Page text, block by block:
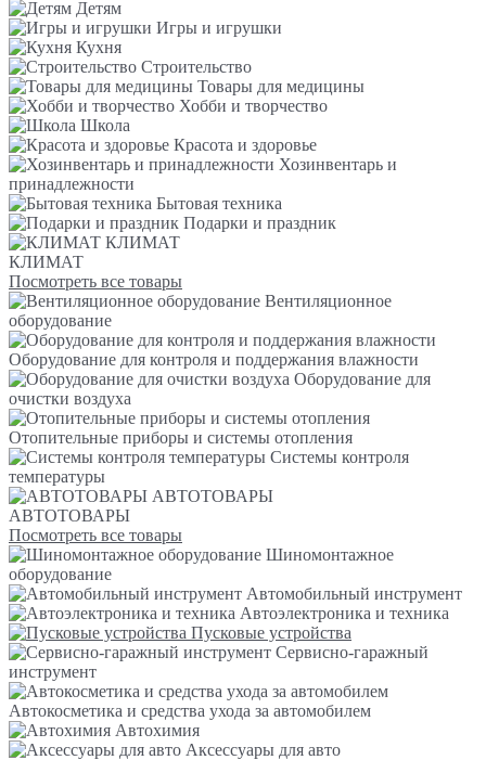
Детям
Игры и игрушки
Кухня
Строительство
Товары для медицины
Хобби и творчество
Школа
Красота и здоровье
Хозинвентарь и
принадлежности
Бытовая техника
Подарки и праздник
КЛИМАТ
КЛИМАТ
Посмотреть все товары
Вентиляционное
оборудование
Оборудование для контроля и поддержания влажности
Оборудование для
очистки воздуха
Отопительные приборы и системы отопления
Системы контроля
температуры
АВТОТОВАРЫ
АВТОТОВАРЫ
Посмотреть все товары
Шиномонтажное
оборудование
Автомобильный инструмент
Автоэлектроника и техника
Пусковые устройства
Сервисно-гаражный
инструмент
Автокосметика и средства ухода за автомобилем
Автохимия
Аксессуары для авто